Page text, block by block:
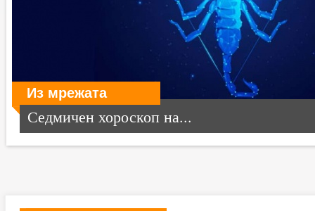
Из мрежата
Седмичен хороскоп на...